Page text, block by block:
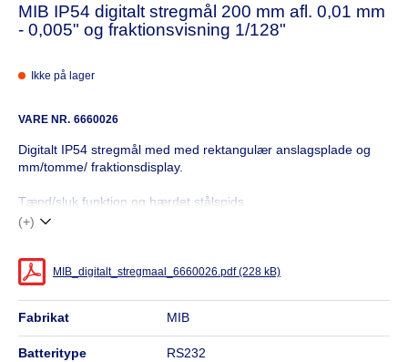
MIB IP54 digitalt stregmål 200 mm afl. 0,01 mm
- 0,005" og fraktionsvisning 1/128"
Ikke på lager
VARE NR. 6660026
Digitalt IP54 stregmål med med rektangulær anslagsplade og
mm/tomme/ fraktionsdisplay.
Tænd/sluk funktion og hærdet stålspids.
(+)
MIB_digitalt_stregmaal_6660026.pdf (228 kB)
fabrikat MIB
batteritype RS232